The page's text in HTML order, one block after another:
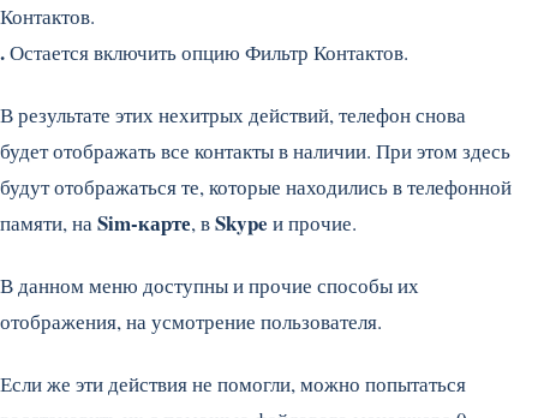
Контактов.
.Остается включить опцию Фильтр Контактов.
В результате этих нехитрых действий, телефон снова
будет отображать все контакты в наличии. При этом здесь
будут отображаться те, которые находились в телефонной
памяти, наSim-карте, вSkype и прочие.
В данном меню доступны и прочие способы их
отображения, на усмотрение пользователя.
Если же эти действия не помогли, можно попытаться